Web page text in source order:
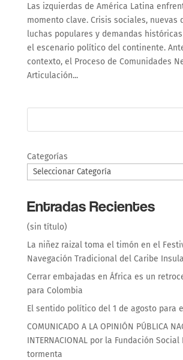
Las izquierdas de América Latina
momento clave. Crisis sociales, nuevas
luchas populares y demandas
el escenario político del continente.
contexto, el Proceso de Comunidades
Articulación...
Categorías
Entradas Recientes
(sin título)
La niñez raizal toma el timón en el
Navegación Tradicional del Caribe
Cerrar embajadas en África es un
para Colombia
El sentido político del 1 de agosto para
COMUNICADO A LA OPINIÓN PÚBLICA
INTERNACIONAL por la Fundación Social
tormenta